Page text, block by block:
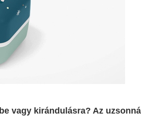
vagy kirándulásra? Az